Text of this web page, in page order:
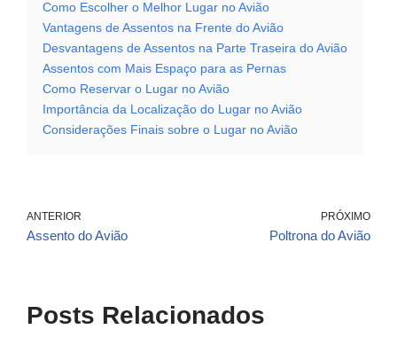
Como Escolher o Melhor Lugar no Avião
Vantagens de Assentos na Frente do Avião
Desvantagens de Assentos na Parte Traseira do Avião
Assentos com Mais Espaço para as Pernas
Como Reservar o Lugar no Avião
Importância da Localização do Lugar no Avião
Considerações Finais sobre o Lugar no Avião
ANTERIOR
Assento do Avião
PRÓXIMO
Poltrona do Avião
Posts Relacionados